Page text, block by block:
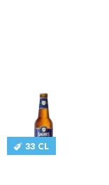
CATALOGUES
CONTACT
33 CL